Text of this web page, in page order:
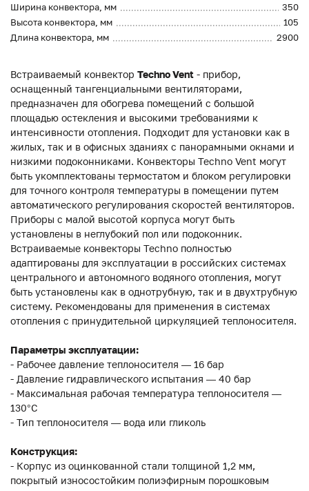
Ширина конвектора, мм
350
Высота конвектора, мм
105
Длина конвектора, мм
2900
Встраиваемый конвектор Techno Vent - прибор,
оснащенный тангенциальными вентиляторами,
предназначен для обогрева помещений с большой
площадью остекления и высокими требованиями к
интенсивности отопления. Подходит для установки как в
жилых, так и в офисных зданиях с панорамными окнами и
низкими подоконниками. Конвекторы Techno Vent могут
быть укомплектованы термостатом и блоком регулировки
для точного контроля температуры в помещении путем
автоматического регулирования скоростей вентиляторов.
Приборы с малой высотой корпуса могут быть
установлены в неглубокий пол или подоконник.
Встраиваемые конвекторы Techno полностью
адаптированы для эксплуатации в российских системах
центрального и автономного водяного отопления, могут
быть установлены как в однотрубную, так и в двухтрубную
систему. Рекомендованы для применения в системах
отопления с принудительной циркуляцией теплоносителя.
Параметры эксплуатации:
- Рабочее давление теплоносителя — 16 бар
- Давление гидравлического испытания — 40 бар
- Максимальная рабочая температура теплоносителя —
130°С
- Тип теплоносителя — вода или гликоль
Конструкция:
- Корпус из оцинкованной стали толщиной 1,2 мм,
покрытый износостойким полиэфирным порошковым